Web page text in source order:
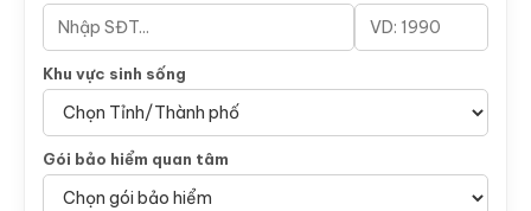
Khu vực sinh sống
Gói bảo hiểm quan tâm